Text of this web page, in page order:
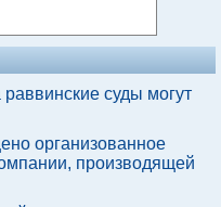
суды могут
организованное
производящей